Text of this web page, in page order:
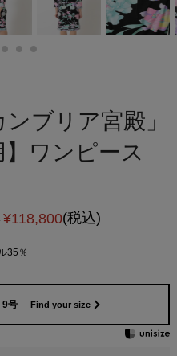
ブリア宮殿」
ワンピース
¥118,800(税込)
35％
9号 Find your size